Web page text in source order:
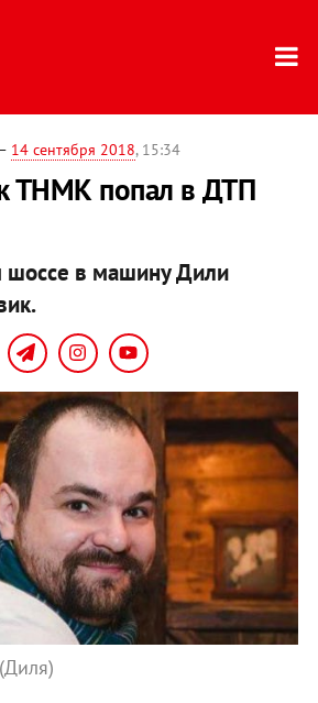
14 сентября 2018, 15:34
ТНМК попал в ДТП
шоссе в машину Дили